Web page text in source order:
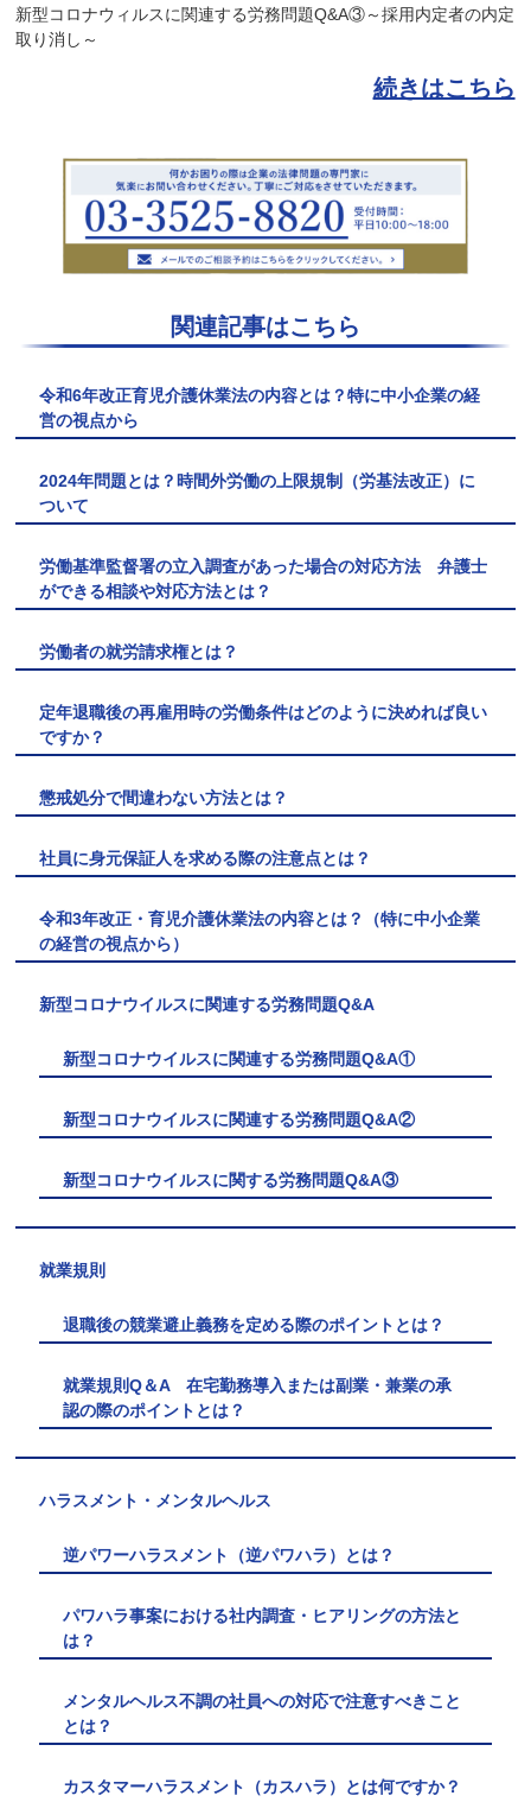
新型コロナウィルスに関連する労務問題Q&A③～採用内定者の内定
取り消し～
続きはこちら
関連記事はこちら
令和6年改正育児介護休業法の内容とは？特に中小企業の経
営の視点から
2024年問題とは？時間外労働の上限規制（労基法改正）に
ついて
労働基準監督署の立入調査があった場合の対応方法 弁護士
ができる相談や対応方法とは？
労働者の就労請求権とは？
定年退職後の再雇用時の労働条件はどのように決めれば良い
ですか？
懲戒処分で間違わない方法とは？
社員に身元保証人を求める際の注意点とは？
令和3年改正・育児介護休業法の内容とは？（特に中小企業
の経営の視点から）
新型コロナウイルスに関連する労務問題Q&A
新型コロナウイルスに関連する労務問題Q&A①
新型コロナウイルスに関連する労務問題Q&A②
新型コロナウイルスに関する労務問題Q&A③
就業規則
退職後の競業避止義務を定める際のポイントとは？
就業規則Q＆A 在宅勤務導入または副業・兼業の承
認の際のポイントとは？
ハラスメント・メンタルヘルス
逆パワーハラスメント（逆パワハラ）とは？
パワハラ事案における社内調査・ヒアリングの方法と
は？
メンタルヘルス不調の社員への対応で注意すべきこと
とは？
カスタマーハラスメント（カスハラ）とは何ですか？